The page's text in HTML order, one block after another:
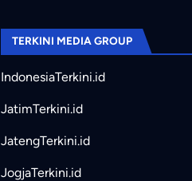
TERKINI MEDIA GROUP
IndonesiaTerkini.id
JatimTerkini.id
JatengTerkini.id
JogjaTerkini.id